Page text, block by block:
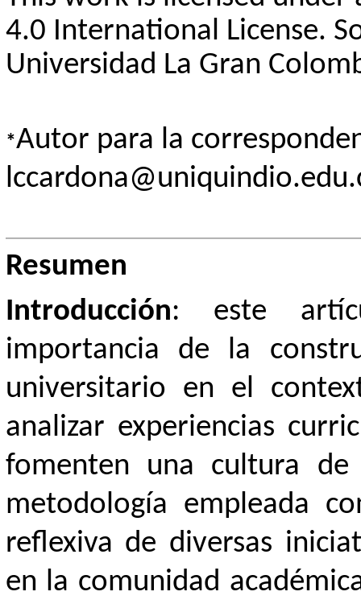
4.0 International License.
Universidad La Gran
*Autor para la
Resumen
Introducción: este
importancia de la
universitario en el
analizar experiencias
fomenten una cultura
metodología empleada
reflexiva de diversas
en la comunidad